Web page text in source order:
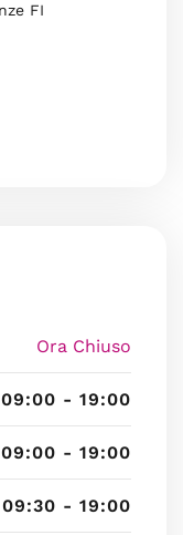
FI
Ora Chiuso
09:00 - 19:00
09:00 - 19:00
09:30 - 19:00